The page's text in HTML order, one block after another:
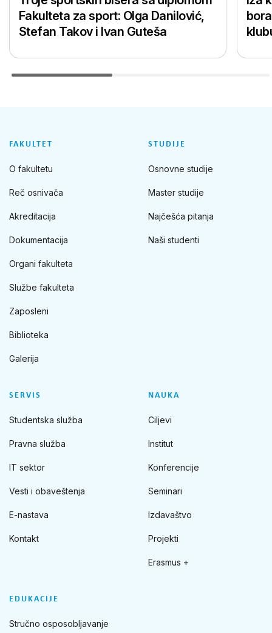
Fakulteta za sport: Olga Danilović,
Stefan Takov i Ivan Guteša
FAKULTET
O fakultetu
Reč osnivača
Akreditacija
Dokumentacija
Organi fakulteta
Službe fakulteta
Zaposleni
Biblioteka
Galerija
STUDIJE
Osnovne studije
Master studije
Najčešća pitanja
Naši studenti
SERVIS
Studentska služba
Pravna služba
IT sektor
Vesti i obaveštenja
E-nastava
Kontakt
NAUKA
Ciljevi
Institut
Konferencije
Seminari
Izdavaštvo
Projekti
Erasmus +
EDUKACIJE
Stručno osposobljavanje